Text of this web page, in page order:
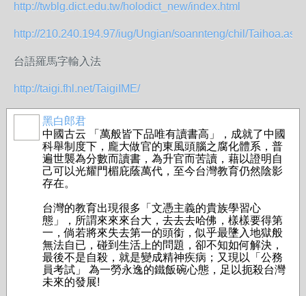
http://twblg.dict.edu.tw/holodict_new/index.html
http://210.240.194.97/iug/Ungian/soannteng/chil/Taihoa.asp
台語羅馬字輸入法
http://taigi.fhl.net/TaigiIME/
黑白郎君
中國古云 「萬般皆下品唯有讀書高」，成就了中國
科舉制度下，龐大做官的東風頭腦之腐化體系，普
遍世襲為分數而讀書，為升官而苦讀，藉以證明自
己可以光耀門楣庇蔭萬代，至今台灣教育仍然陰影
存在。
台灣的教育出現很多「文憑主義的貴族學習心
態」，所謂來來來台大，去去去哈佛，樣樣要得第
一，倘若將來失去第一的頭銜，似乎最墬入地獄般
無法自已，碰到生活上的問題，卻不知如何解決，
最後不是自殺，就是變成精神疾病；又現以「公務
員考試」 為一勞永逸的鐵飯碗心態，足以扼殺台灣
未來的發展!